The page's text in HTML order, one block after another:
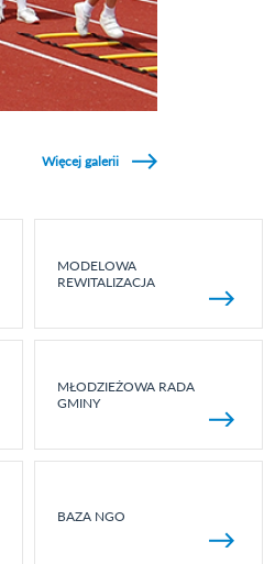
Więcej galerii
MODELOWA
REWITALIZACJA
MŁODZIEŻOWA RADA
GMINY
BAZA NGO